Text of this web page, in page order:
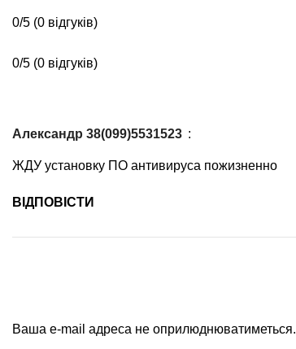
0/5 (0 відгуків)
0/5 (0 відгуків)
Александр 38(099)5531523 :
ЖДУ установку ПО антивируса пожизненно
ВІДПОВІCТИ
Ваша e-mail адреса не оприлюднюватиметься.